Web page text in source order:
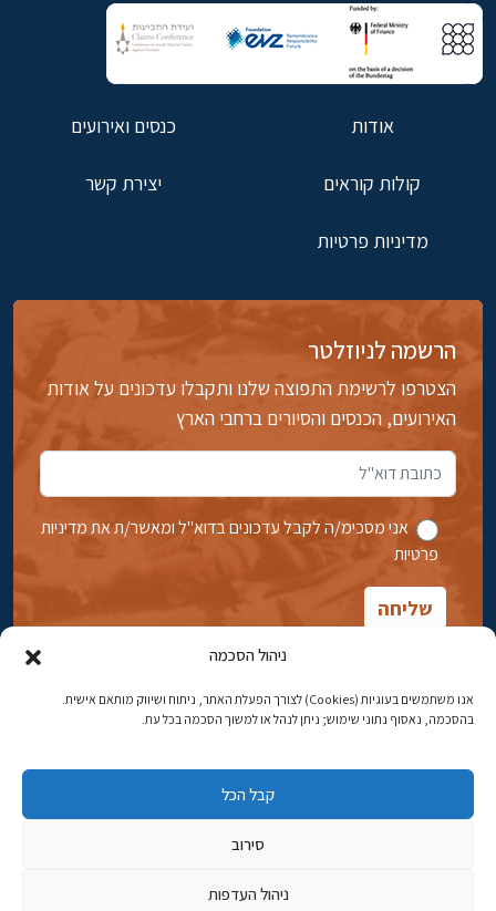
ניהול הסכמה
אנו משתמשים בעוגיות (Cookies) לצורך הפעלת האתר, ניתוח ושיווק מותאם אישית.
בהסכמה, נאסוף נתוני שימוש; ניתן לנהל או למשוך הסכמה בכל עת.
קבל הכל
סירוב
ניהול העדפות
אודות כנסים ואירועים
קולות קוראים יצירת קשר
מדיניות פרטיות
הרשמה לניוזלטר
הצטרפו לרשימת התפוצה שלנו ותקבלו עדכונים על אודות
האירועים, הכנסים והסיורים ברחבי הארץ
אני מסכימ/ה לקבל עדכונים בדוא''ל ומאשר/ת את מדיניות
פרטיות
אבן גבירול 14, רחביה, ירושלים
טלפון:02-5398869
כתובת דוא"ל:najww2@ybz.org.il
© כל הזכויות שמורות ליד יצחק בן-צבי ירושלים